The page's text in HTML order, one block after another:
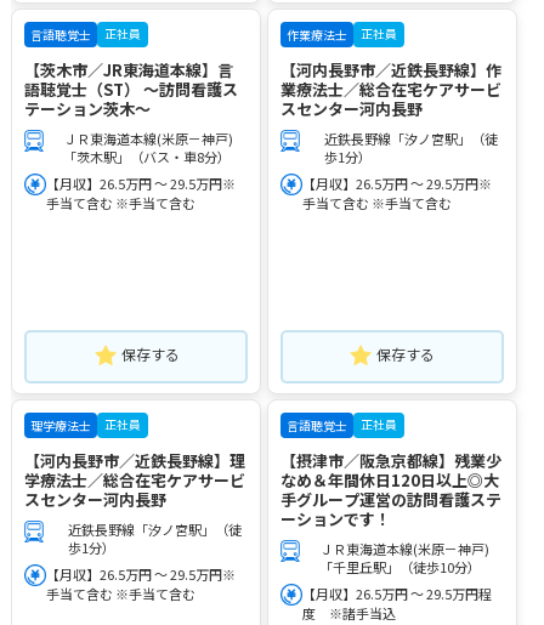
言語聴覚士 正社員
【茨木市／JR東海道本線】言
語聴覚士（ST） ～訪問看護ス
テーション茨木～
ＪＲ東海道本線(米原－神戸)
「茨木駅」（バス・車8分）
【月収】26.5万円 ～ 29.5万円※
手当て含む ※手当て含む
保存する
作業療法士 正社員
【河内長野市／近鉄長野線】作
業療法士／総合在宅ケアサービ
スセンター河内長野
近鉄長野線「汐ノ宮駅」（徒
歩1分）
【月収】26.5万円 ～ 29.5万円※
手当て含む ※手当て含む
保存する
理学療法士 正社員
【河内長野市／近鉄長野線】理
学療法士／総合在宅ケアサービ
スセンター河内長野
近鉄長野線「汐ノ宮駅」（徒
歩1分）
【月収】26.5万円 ～ 29.5万円※
手当て含む ※手当て含む
言語聴覚士 正社員
【摂津市／阪急京都線】残業少
なめ＆年間休日120日以上◎大
手グループ運営の訪問看護ステ
ーションです！
ＪＲ東海道本線(米原－神戸)
「千里丘駅」（徒歩10分）
【月収】26.5万円 ～ 29.5万円程
度 ※諸手当込